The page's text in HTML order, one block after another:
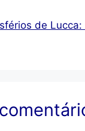
de Lucca: